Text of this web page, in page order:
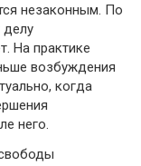
незаконным. По
На практике
возбуждения
когда
него.